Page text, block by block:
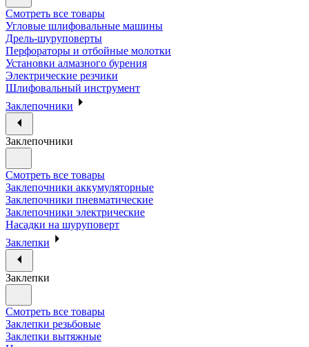
Смотреть все товары
Угловые шлифовальные машины
Дрель-шуруповерты
Перфораторы и отбойные молотки
Установки алмазного бурения
Электрические резчики
Шлифовальный инструмент
Заклепочники
Заклепочники
Смотреть все товары
Заклепочники аккумуляторные
Заклепочники пневматические
Заклепочники электрические
Насадки на шуруповерт
Заклепки
Заклепки
Смотреть все товары
Заклепки резьбовые
Заклепки вытяжные